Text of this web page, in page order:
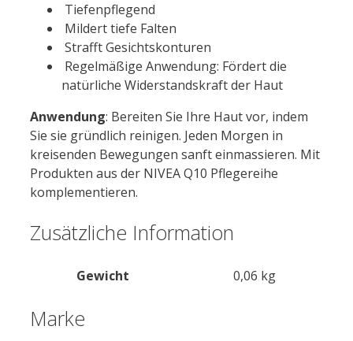
Tiefenpflegend
Mildert tiefe Falten
Strafft Gesichtskonturen
Regelmäßige Anwendung: Fördert die
natürliche Widerstandskraft der Haut
Anwendung: Bereiten Sie Ihre Haut vor, indem
Sie sie gründlich reinigen. Jeden Morgen in
kreisenden Bewegungen sanft einmassieren. Mit
Produkten aus der NIVEAQ10 Pflegereihe
komplementieren.
Zusätzliche Information
Gewicht 0,06 kg
Marke